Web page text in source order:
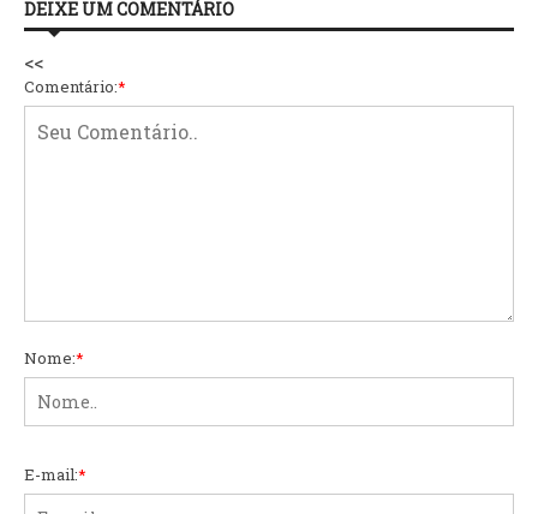
DEIXE UM COMENTÁRIO
<<
Comentário:*
Nome:*
E-mail:*